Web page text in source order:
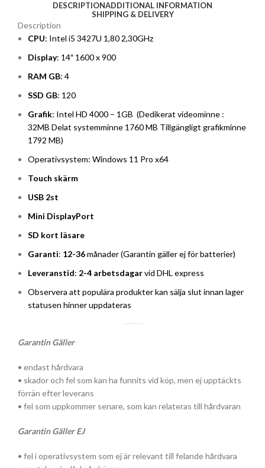
DESCRIPTIONADDITIONAL INFORMATION
SHIPPING & DELIVERY
Description
CPU: Intel i5 3427U 1,80 2,30GHz
Display: 14″ 1600 x 900
RAM GB: 4
SSD GB: 120
Grafik: Intel HD 4000 – 1GB (Dedikerat videominne :
32MB Delat systemminne 1760 MB Tillgängligt grafikminne
1792 MB)
Operativsystem: Windows 11 Pro x64
Touch skärm
USB 2st
Mini DisplayPort
SD kort läsare
Garanti: 12-36månader (Garantin gäller ej för batterier)
Leveranstid: 2-4 arbetsdagarvid DHL express
Observera att populära produkter kan sälja slut innan lager
statusen hinner uppdateras
Garantin Gäller
• endast hårdvara
• skador och fel som kan ha funnits vid köp, men ej upptäckts
förrän efter leverans
• fel som uppkommer senare, som kan relateras till hårdvaran
Garantin Gäller EJ
• fel i operativsystem som ej är relevant till felande hårdvara